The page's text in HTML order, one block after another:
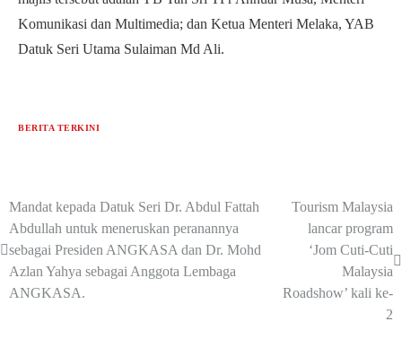
Komunikasi dan Multimedia; dan Ketua Menteri Melaka, YAB
Datuk Seri Utama Sulaiman Md Ali.
BERITA TERKINI
Mandat kepada Datuk Seri Dr. Abdul Fattah
Abdullah untuk meneruskan peranannya
sebagai Presiden ANGKASA dan Dr. Mohd
Azlan Yahya sebagai Anggota Lembaga
ANGKASA.
Tourism Malaysia
lancar program
‘Jom Cuti-Cuti
Malaysia
Roadshow’ kali ke-
2